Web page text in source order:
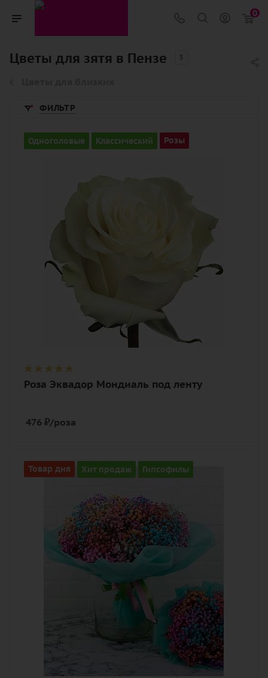
0
Цветы для зятя в Пензе
ФИЛЬТР
Одноголовые Классический Розы
Количество
1
Роза Эквадор Мондиаль под ленту
476 ₽/роза
Товар дня Хит продаж Гипсофилы
Количество
15
разноцветный
Описание
гипсофилы, лента, дизайнерская
упаковка